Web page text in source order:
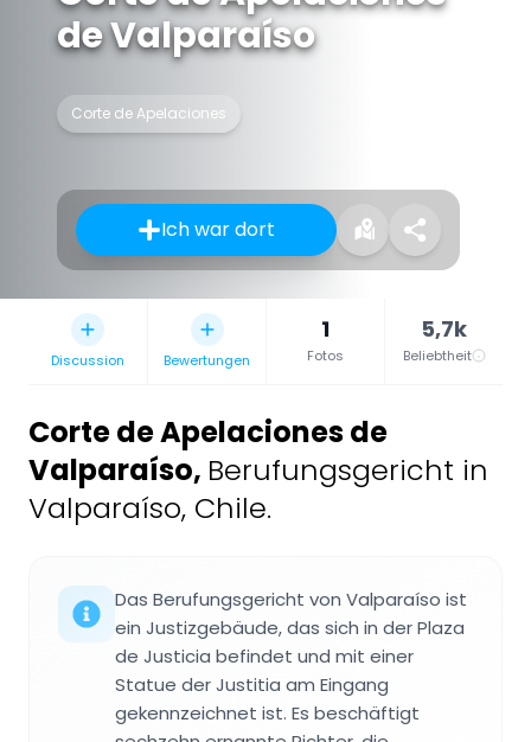
de Valparaíso
Corte de Apelaciones
Ich war dort
Discussion Bewertungen
1
Fotos
5,7k
Beliebtheit
Corte de Apelaciones de
Valparaíso, Berufungsgericht in
Valparaíso, Chile.
Das Berufungsgericht von Valparaíso ist
ein Justizgebäude, das sich in der Plaza
de Justicia befindet und mit einer
Statue der Justitia am Eingang
gekennzeichnet ist. Es beschäftigt